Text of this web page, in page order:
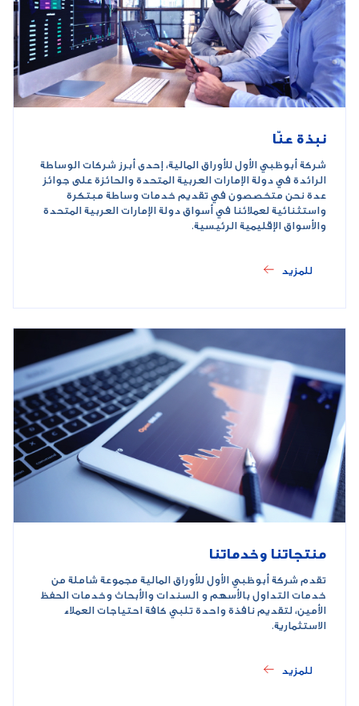
نبذة عنّا
شركة أبوظبي الأول للأوراق المالية، إحدى أبرز شركات الوساطة
الرائدة في دولة الإمارات العربية المتحدة والحائزة على جوائز
عدة نحن متخصصون في تقديم خدمات وساطة مبتكرة
واستثنائية لعملائنا في أسواق دولة الإمارات العربية المتحدة
والأسواق الإقليمية الرئيسية.
للمزيد
منتجاتنا وخدماتنا
تقدم شركة أبوظبي الأول للأوراق المالية مجموعة شاملة من
خدمات التداول بالأسهم و السندات والأبحاث وخدمات الحفظ
الأمين، لتقديم نافذة واحدة تلبي كافة احتياجات العملاء
الاستثمارية.
للمزيد